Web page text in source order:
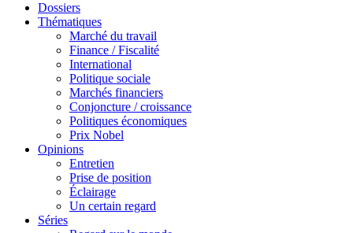
Dossiers
Thématiques
Marché du travail
Finance / Fiscalité
International
Politique sociale
Marchés financiers
Conjoncture / croissance
Politiques économiques
Prix Nobel
Opinions
Entretien
Prise de position
Éclairage
Un certain regard
Séries